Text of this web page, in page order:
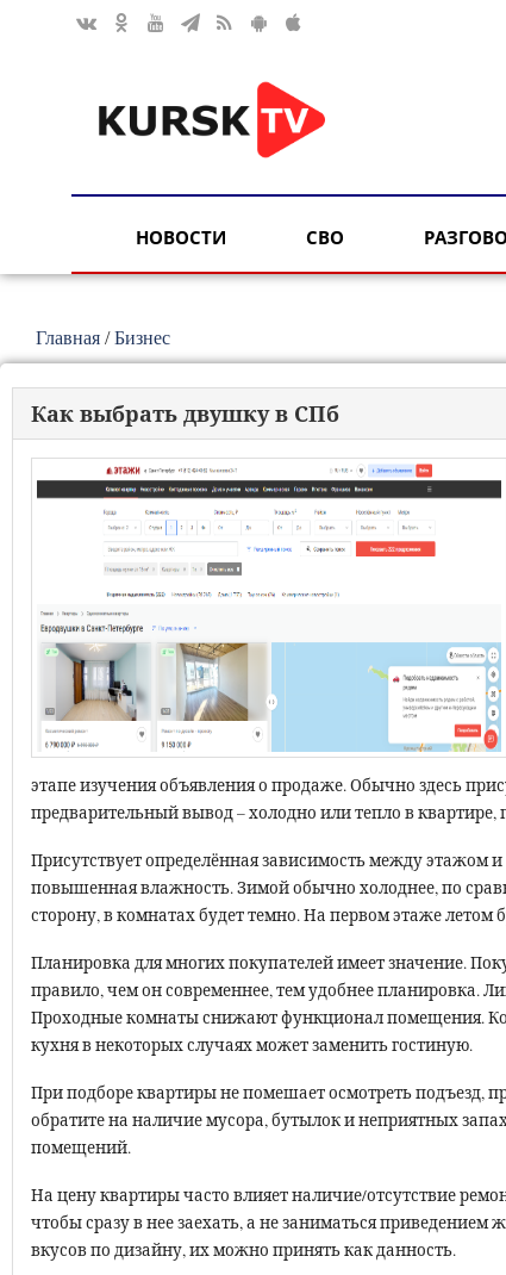
НОВОСТИ СВО
Главная /Бизнес
Как выбрать двушку в СПб
этапе изучения объявления о продаже. Обычно здесь
предварительный вывод – холодно или тепло в квартире,
Присутствует определённая зависимость между этажом
повышенная влажность. Зимой обычно холоднее, по
сторону, в комнатах будет темно. На первом этаже летом
Планировка для многих покупателей имеет значение.
правило, чем он современнее, тем удобнее планировка.
Проходные комнаты снижают функционал помещения.
кухня в некоторых случаях может заменить гостиную.
При подборе квартиры не помешает осмотреть подъезд,
обратите на наличие мусора, бутылок и неприятных
помещений.
На цену квартиры часто влияет наличие/отсутствие
чтобы сразу в нее заехать, а не заниматься приведением
вкусов по дизайну, их можно принять как данность.